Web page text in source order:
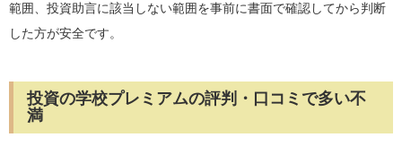
範囲、投資助言に該当しない範囲を事前に書面で確認してから判断
した方が安全です。
投資の学校プレミアムの評判・口コミで多い不
満